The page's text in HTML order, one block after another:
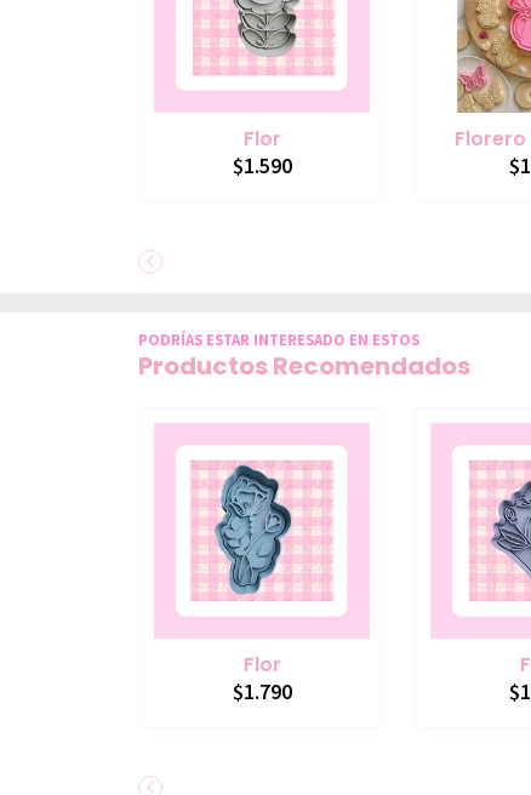
Flor
$1.590
PODRÍAS ESTAR INTERESADO EN ESTOS
Productos Recomendados
Flor
$1.790